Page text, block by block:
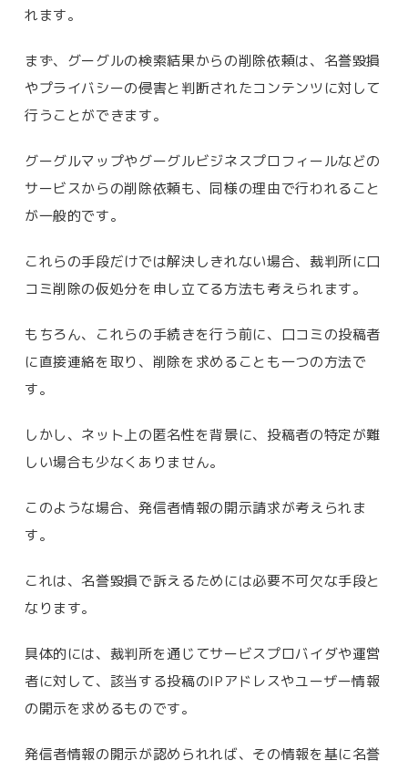
れます。
まず、グーグルの検索結果からの削除依頼は、名誉毀損
やプライバシーの侵害と判断されたコンテンツに対して
行うことができます。
グーグルマップやグーグルビジネスプロフィールなどの
サービスからの削除依頼も、同様の理由で行われること
が一般的です。
これらの手段だけでは解決しきれない場合、裁判所に口
コミ削除の仮処分を申し立てる方法も考えられます。
もちろん、これらの手続きを行う前に、口コミの投稿者
に直接連絡を取り、削除を求めることも一つの方法で
す。
しかし、ネット上の匿名性を背景に、投稿者の特定が難
しい場合も少なくありません。
このような場合、発信者情報の開示請求が考えられま
す。
これは、名誉毀損で訴えるためには必要不可欠な手段と
なります。
具体的には、裁判所を通じてサービスプロバイダや運営
者に対して、該当する投稿のIPアドレスやユーザー情報
の開示を求めるものです。
発信者情報の開示が認められれば、その情報を基に名誉